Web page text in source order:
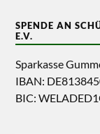
SPENDE AN
E.V.
Sparkasse
IBAN:
BIC: